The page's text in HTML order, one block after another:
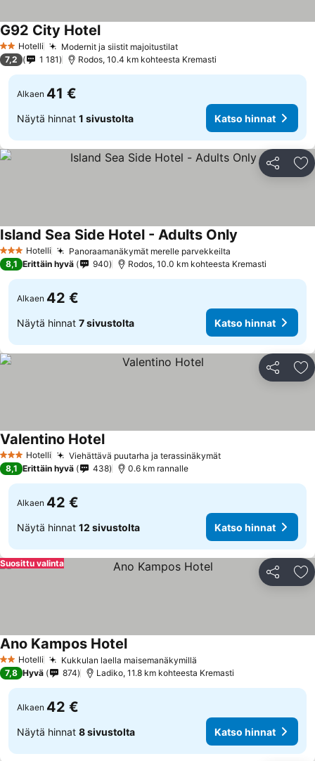
2 Tähtiluokitus
Hotelli Modernit ja siistit majoitustilatKatso hinnat
G92 City HotelKatso hinnat
7,2 1 181 Rodos, 10.4 km kohteesta Kremasti
Alkaen 41 €
Näytä hinnat 1 sivustolta Katso hinnat
Jaa
3 Tähtiluokitus
Hotelli Panoraamanäkymät merelle parvekkeilta
Island Sea Side Hotel - Adults Only
8,1 Erittäin hyvä 940 Rodos, 10.0 km kohteesta Kremasti
Alkaen 42 €
Näytä hinnat 7 sivustolta Katso hinnat
Jaa
3 Tähtiluokitus
Hotelli Viehättävä puutarha ja terassinäkymätKatso hinnat
Valentino HotelKatso hinnat
8,1 Erittäin hyvä 438 0.6 km rannalle
Alkaen 42 €
Näytä hinnat 12 sivustolta Katso hinnat
Jaa
Suosittu valinta
2 Tähtiluokitus
Hotelli Kukkulan laella maisemanäkymillä
Ano Kampos HotelKatso hinnat
7,8 Hyvä 874 Ladiko, 11.8 km kohteesta Kremasti
Alkaen 42 €
Näytä hinnat 8 sivustolta Katso hinnat